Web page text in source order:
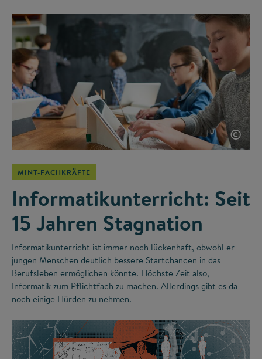
©
MINT-FACHKRÄFTE
Informatikunterricht: Seit
15 Jahren Stagnation
Informatikunterricht ist immer noch lückenhaft, obwohl er
jungen Menschen deutlich bessere Startchancen in das
Berufsleben ermöglichen könnte. Höchste Zeit also,
Informatik zum Pflichtfach zu machen. Allerdings gibt es da
noch einige Hürden zu nehmen.